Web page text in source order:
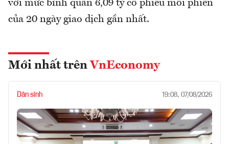
với mức bình quân 6,09 tỷ cổ phiếu mỗi phiên
của 20 ngày giao dịch gần nhất.
Mới nhất trên VnEconomy
Dân sinh 19:08, 07/08/2026